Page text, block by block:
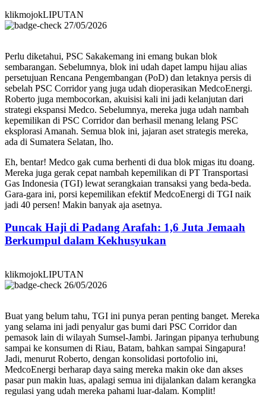
klikmojokLIPUTAN
27/05/2026
Perlu diketahui, PSC Sakakemang ini emang bukan blok
sembarangan. Sebelumnya, blok ini udah dapet lampu hijau alias
persetujuan Rencana Pengembangan (PoD) dan letaknya persis di
sebelah PSC Corridor yang juga udah dioperasikan MedcoEnergi.
Roberto juga membocorkan, akuisisi kali ini jadi kelanjutan dari
strategi ekspansi Medco. Sebelumnya, mereka juga udah nambah
kepemilikan di PSC Corridor dan berhasil menang lelang PSC
eksplorasi Amanah. Semua blok ini, jajaran aset strategis mereka,
ada di Sumatera Selatan, lho.
Eh, bentar! Medco gak cuma berhenti di dua blok migas itu doang.
Mereka juga gerak cepat nambah kepemilikan di PT Transportasi
Gas Indonesia (TGI) lewat serangkaian transaksi yang beda-beda.
Gara-gara ini, porsi kepemilikan efektif MedcoEnergi di TGI naik
jadi 40 persen! Makin banyak aja asetnya.
Puncak Haji di Padang Arafah: 1,6 Juta Jemaah
Berkumpul dalam Kekhusyukan
klikmojokLIPUTAN
26/05/2026
Buat yang belum tahu, TGI ini punya peran penting banget. Mereka
yang selama ini jadi penyalur gas bumi dari PSC Corridor dan
pemasok lain di wilayah Sumsel-Jambi. Jaringan pipanya terhubung
sampai ke konsumen di Riau, Batam, bahkan sampai Singapura!
Jadi, menurut Roberto, dengan konsolidasi portofolio ini,
MedcoEnergi berharap daya saing mereka makin oke dan akses
pasar pun makin luas, apalagi semua ini dijalankan dalam kerangka
regulasi yang udah mereka pahami luar-dalam. Komplit!